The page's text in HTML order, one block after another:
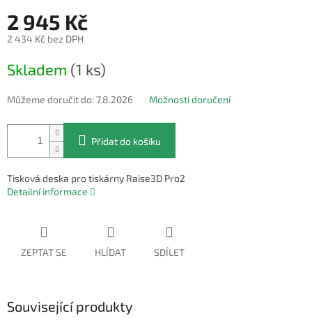
2 945 Kč
2 434 Kč bez DPH
cena:
Skladem (1 ks)
Můžeme doručit do:7.8.2026 Možnosti doručení
Přidat do košíku
Tisková deska pro tiskárny Raise3D Pro2
Detailní informace
ZEPTAT SE HLÍDAT SDÍLET
Související produkty